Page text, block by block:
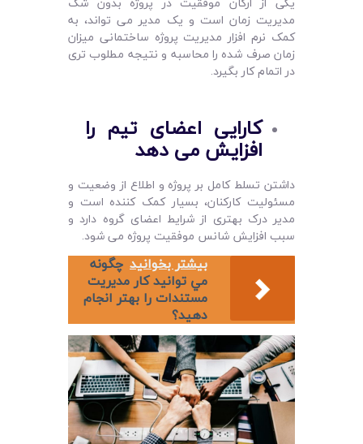
مدیریت زمان است و یک مدیر می تواند، به
کمک نرم افزار مدیریت پروژه ساختمانی میزان
زمان صرف شده را محاسبه و نتیجه مطلوب تری
در اتمام کار بگیرد.
کارایی اعضای تیم را
افزایش می‌ دهد
داشتن تسلط کامل بر پروژه و اطلاع از وضعیت و
مسئولیت کارکنان، بسیار کمک کننده است و
مدیر درک بهتری از شرایط اعضای گروه دارد و
سبب افزایش شانس موفقیت پروژه می شود.
بیشتر بخوانید چگونه
مي توانيد کار مديريت
مستندات را بهتر انجام
دهيد؟